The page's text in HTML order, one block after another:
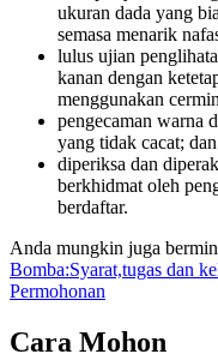
ukuran dada yang
semasa menarik
lulus ujian
kanan dengan
menggunakan
pengecaman warna
yang tidak cacat; dan
diperiksa dan
berkhidmat oleh
berdaftar.
Anda mungkin juga
Bomba:Syarat,tugas dan
Permohonan
Cara Mohon